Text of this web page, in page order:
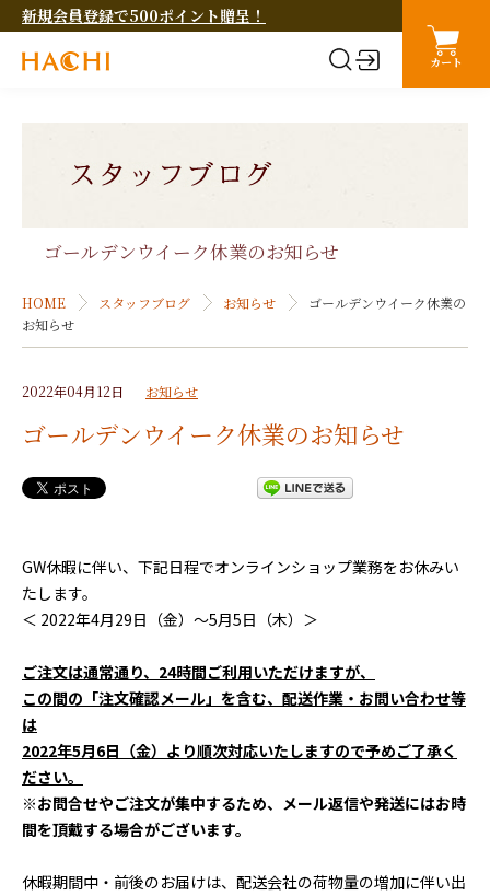
新規会員登録で500ポイント贈呈！
カート
ゴールデンウイーク休業のお知らせ
HOME スタッフブログ お知らせ
ゴールデンウイーク休業の
お知らせ
2022年04月12日 お知らせ
ゴールデンウイーク休業のお知らせ
GW休暇に伴い、下記日程でオンラインショップ業務をお休みい
たします。
＜ 2022年4月29日（金）～5月5日（木）＞
ご注文は通常通り、24時間ご利用いただけますが、
この間の「注文確認メール」を含む、配送作業・お問い合わせ等
は
2022年5月6日（金）より順次対応いたしますので予めご了承く
ださい。
※お問合せやご注文が集中するため、メール返信や発送にはお時
間を頂戴する場合がございます。
休暇期間中・前後のお届けは、配送会社の荷物量の増加に伴い出